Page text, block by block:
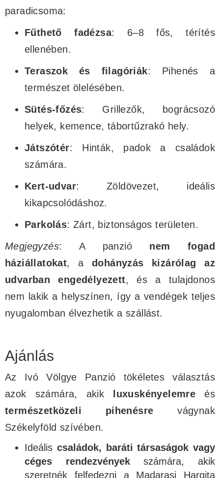
paradicsoma:
Fűthető fadézsa: 6–8 fős, térítés
ellenében.
Teraszok és filagóriák: Pihenés a
természet ölelésében.
Sütés-főzés: Grillezők, bográcsozó
helyek, kemence, tábortűzrakó hely.
Játszótér: Hinták, padok a családok
számára.
Kert-udvar: Zöldövezet, ideális
kikapcsolódáshoz.
Parkolás: Zárt, biztonságos területen.
Megjegyzés: A panzió nem fogad
háziállatokat, a dohányzás kizárólag az
udvarban engedélyezett, és a tulajdonos
nem lakik a helyszínen, így a vendégek teljes
nyugalomban élvezhetik a szállást.
Ajánlás
Az Ivó Völgye Panzió tökéletes választás
azok számára, akik
luxuskényelemre és
természetközeli pihenésre vágynak
Székelyföld szívében.
Ideális családok, baráti társaságok vagy
céges rendezvényekszámára, akik
szeretnék felfedezni a Madarasi Hargita